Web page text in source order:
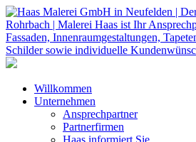
Willkommen
Unternehmen
Ansprechpartner
Partnerfirmen
Haas informiert Sie